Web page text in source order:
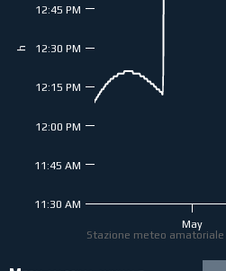
h
May
11:30 AM
11:45 AM
12:00 PM
12:15 PM
12:30 PM
12:45 PM
Stazione meteo amatoriale